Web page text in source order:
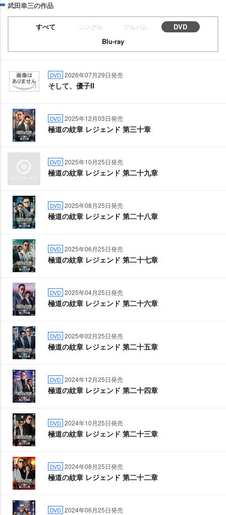
武田幸三の作品
すべて シングル アルバム
DVD
Blu-ray
DVD 2026年07月29日発売
そして、優子II
DVD 2025年12月03日発売
極道の紋章 レジェンド 第三十章
DVD 2025年10月25日発売
極道の紋章 レジェンド 第二十九章
DVD 2025年08月25日発売
極道の紋章 レジェンド 第二十八章
DVD 2025年06月25日発売
極道の紋章 レジェンド 第二十七章
DVD 2025年04月25日発売
極道の紋章 レジェンド 第二十六章
DVD 2025年02月25日発売
極道の紋章 レジェンド 第二十五章
DVD 2024年12月25日発売
極道の紋章 レジェンド 第二十四章
DVD 2024年10月25日発売
極道の紋章 レジェンド 第二十三章
DVD 2024年08月25日発売
極道の紋章 レジェンド 第二十二章
DVD 2024年06月25日発売